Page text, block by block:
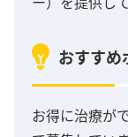
おすすめ
お得に治療が